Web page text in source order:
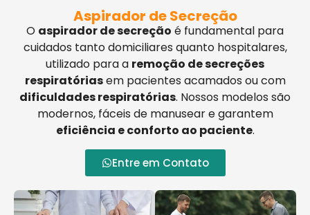
Aspirador de Secreção
O aspirador de secreção é fundamental para
cuidados tanto domiciliares quanto hospitalares,
utilizado para a remoção de secreções
respiratóriasem pacientes acamados ou com
dificuldades respiratórias. Nossos modelos são
modernos, fáceis de manusear e garantem
eficiência e conforto ao paciente.
Entre em Contato